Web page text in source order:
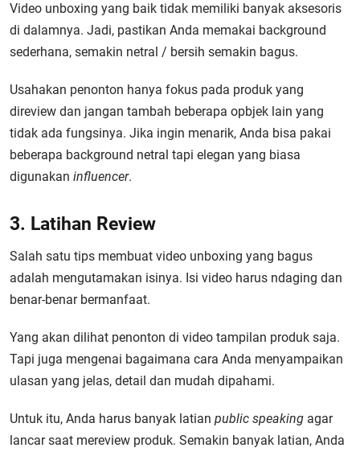
Video unboxing yang baik tidak memiliki banyak aksesoris
di dalamnya. Jadi, pastikan Anda memakai background
sederhana, semakin netral / bersih semakin bagus.
Usahakan penonton hanya fokus pada produk yang
direview dan jangan tambah beberapa opbjek lain yang
tidak ada fungsinya. Jika ingin menarik, Anda bisa pakai
beberapa background netral tapi elegan yang biasa
digunakan influencer.
3. Latihan Review
Salah satu tips membuat video unboxing yang bagus
adalah mengutamakan isinya. Isi video harus ndaging dan
benar-benar bermanfaat.
Yang akan dilihat penonton di video tampilan produk saja.
Tapi juga mengenai bagaimana cara Anda menyampaikan
ulasan yang jelas, detail dan mudah dipahami.
Untuk itu, Anda harus banyak latian public speaking agar
lancar saat mereview produk. Semakin banyak latian, Anda